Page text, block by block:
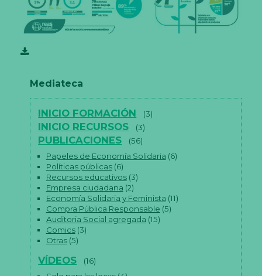
Mediateca
INICIO FORMACIÓN (3)
INICIO RECURSOS (3)
PUBLICACIONES
(56)
Papeles de Economía Solidaria (6)
Políticas públicas(6)
Recursos educativos(3)
Empresa ciudadana (2)
Economía Solidaria y Feminista (11)
Compra Pública Responsable (5)
Auditoria Social agregada (15)
Comics(3)
Otras(5)
VÍDEOS
(16)